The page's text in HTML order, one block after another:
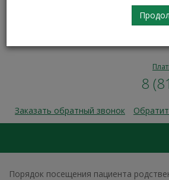
8
8
Заказать обратный звонок
Порядок посещения пациента